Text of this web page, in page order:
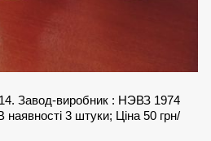
Завод-виробник : НЭВЗ 1974
наявності 3 штуки; Ціна 50 грн/